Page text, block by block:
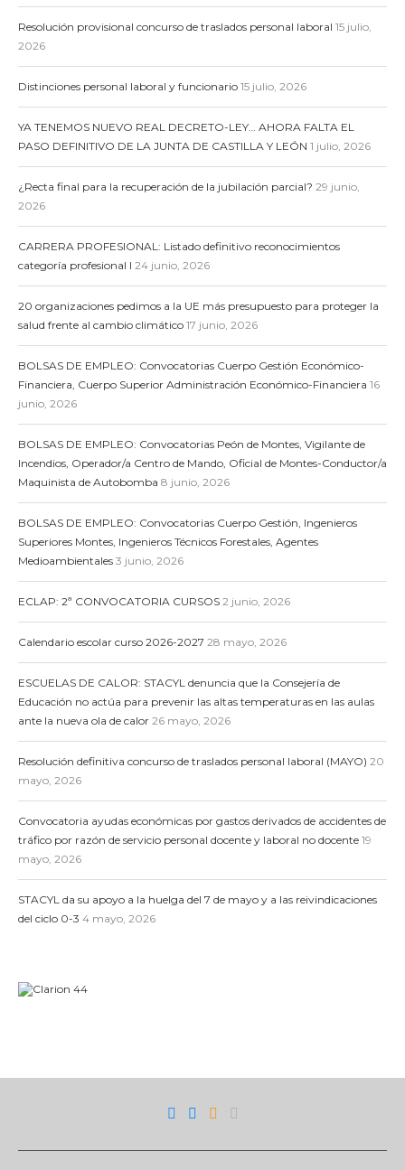
Resolución provisional concurso de traslados personal laboral 15 julio,
2026
Distinciones personal laboral y funcionario 15 julio, 2026
YA TENEMOS NUEVO REAL DECRETO-LEY… AHORA FALTA EL
PASO DEFINITIVO DE LA JUNTA DE CASTILLA Y LEÓN 1 julio, 2026
¿Recta final para la recuperación de la jubilación parcial? 29 junio,
2026
CARRERA PROFESIONAL: Listado definitivo reconocimientos
categoría profesional I 24 junio, 2026
20 organizaciones pedimos a la UE más presupuesto para proteger la
salud frente al cambio climático 17 junio, 2026
BOLSAS DE EMPLEO: Convocatorias Cuerpo Gestión Económico-
Financiera, Cuerpo Superior Administración Económico-Financiera 16
junio, 2026
BOLSAS DE EMPLEO: Convocatorias Peón de Montes, Vigilante de
Incendios, Operador/a Centro de Mando, Oficial de Montes-Conductor/a
Maquinista de Autobomba 8 junio, 2026
BOLSAS DE EMPLEO: Convocatorias Cuerpo Gestión, Ingenieros
Superiores Montes, Ingenieros Técnicos Forestales, Agentes
Medioambientales 3 junio, 2026
ECLAP: 2ª CONVOCATORIA CURSOS 2 junio, 2026
Calendario escolar curso 2026-2027 28 mayo, 2026
ESCUELAS DE CALOR: STACYL denuncia que la Consejería de
Educación no actúa para prevenir las altas temperaturas en las aulas
ante la nueva ola de calor 26 mayo, 2026
Resolución definitiva concurso de traslados personal laboral (MAYO) 20
mayo, 2026
Convocatoria ayudas económicas por gastos derivados de accidentes de
tráfico por razón de servicio personal docente y laboral no docente 19
mayo, 2026
STACYL da su apoyo a la huelga del 7 de mayo y a las reivindicaciones
del ciclo 0-3 4 mayo, 2026